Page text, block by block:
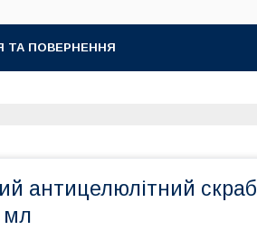
ТА ПОВЕРНЕННЯ
антицелюлітний скраб
мл